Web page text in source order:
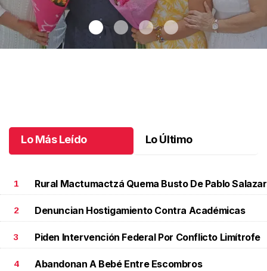
Lo Más Leído Lo Último
1 Rural Mactumactzá Quema Busto De Pablo Salazar
2 Denuncian Hostigamiento Contra Académicas
3 Piden Intervención Federal Por Conflicto Limítrofe
4 Abandonan A Bebé Entre Escombros